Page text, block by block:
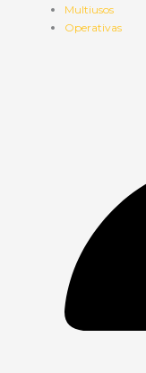
Multiusos
Operativas